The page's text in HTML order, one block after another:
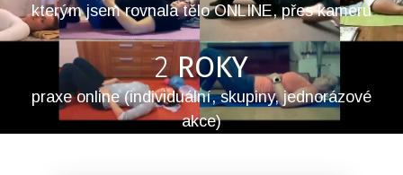
kterým jsem rovnala tělo ONLINE, přes kameru
2 ROKY
praxe online (individuální, skupiny, jednorázové
akce)